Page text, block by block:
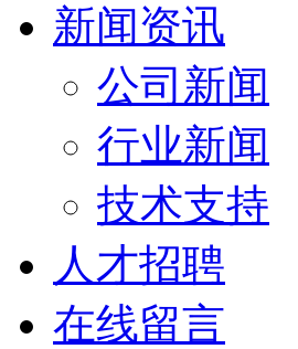
新闻资讯
公司新闻
行业新闻
技术支持
人才招聘
在线留言